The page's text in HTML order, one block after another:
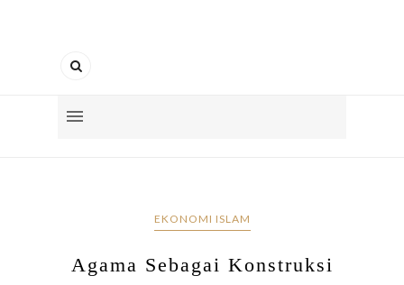
EKONOMI ISLAM
Agama Sebagai Konstruksi